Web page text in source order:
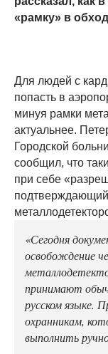
«рамку» в
Для людей с
попасть в
минуя рамки
актуальнее.
Городской
сообщил, что
при себе
подтверждающий
«Сегодня
освобождение
принимают
русском языке.
охранникам,
выполнить